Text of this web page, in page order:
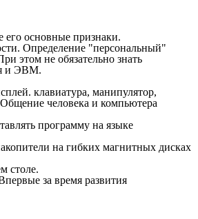
его основные признаки.
Определение "персональный"
этом не обязательно знать
и ЭВМ.
клавиатура, манипулятор,
человека и компьютера
программу на языке
на гибких магнитных дисках
столе.
за время развития